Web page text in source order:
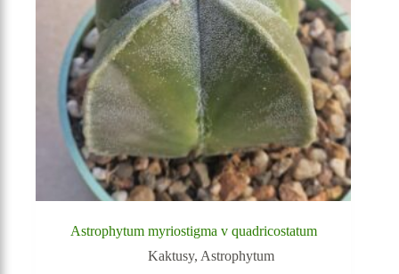
Astrophytum myriostigma v quadricostatum
Kaktusy, Astrophytum